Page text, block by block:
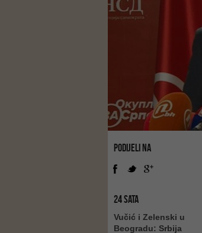
PODIJELI NA
24 SATA
Vučić i Zelenski u
Beogradu: Srbija